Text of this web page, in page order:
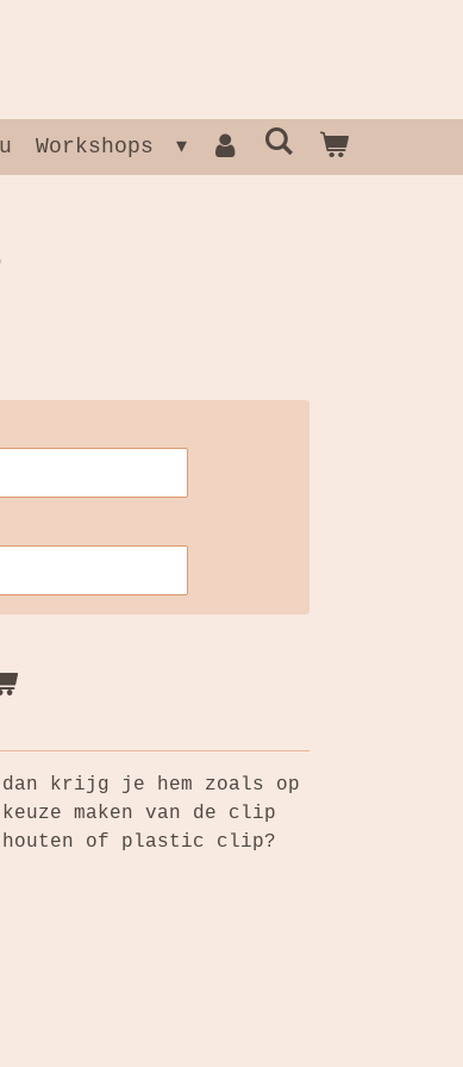
Workshops
krijg je hem zoals op
maken van de clip
houten of plastic clip?